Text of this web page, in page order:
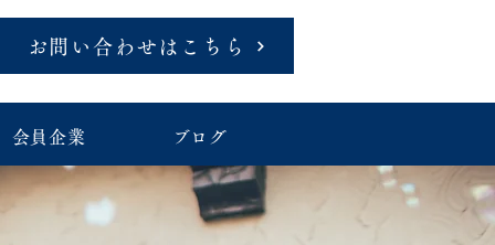
お問い合わせはこちら
会員企業 ブログ